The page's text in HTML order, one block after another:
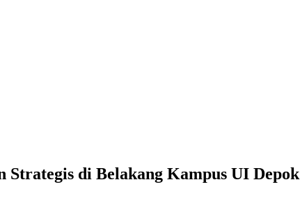
Strategis di Belakang Kampus UI Depok